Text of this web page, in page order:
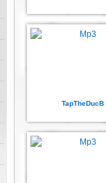
TapTheDucB